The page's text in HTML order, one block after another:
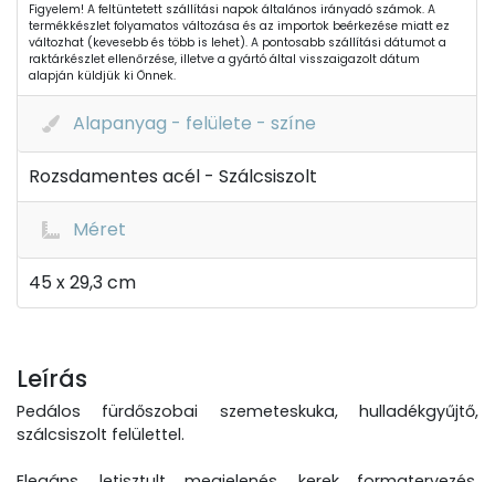
Figyelem! A feltüntetett szállítási napok általános irányadó számok. A
termékkészlet folyamatos változása és az importok beérkezése miatt ez
változhat (kevesebb és több is lehet). A pontosabb szállítási dátumot a
raktárkészlet ellenőrzése, illetve a gyártó által visszaigazolt dátum
alapján küldjük ki Önnek.
Alapanyag - felülete - színe
Rozsdamentes acél - Szálcsiszolt
Méret
45 x 29,3 cm
Leírás
Pedálos fürdőszobai szemeteskuka, hulladékgyűjtő,
szálcsiszolt felülettel.